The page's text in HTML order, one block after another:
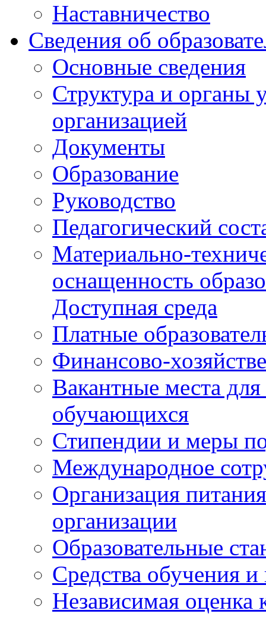
Наставничество
Сведения об
Основные сведения
Структура и органы
организацией
Документы
Образование
Руководство
Педагогический
Материально-
оснащенность
Доступная среда
Платные
Финансово-
Вакантные места
обучающихся
Стипендии и меры
Международное
Организация
организации
Образовательные
Средства обучения и
Независимая оценка